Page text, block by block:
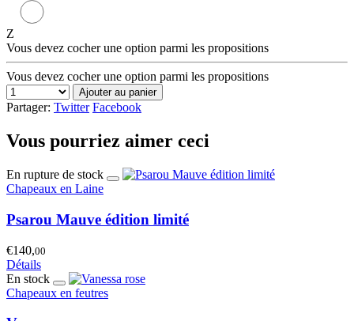
Z
Vous devez cocher une option parmi les propositions
Vous devez cocher une option parmi les propositions
Ajouter au panier
Partager: Twitter Facebook
Vous pourriez aimer ceci
En rupture de stock
Chapeaux en Laine
Psarou Mauve édition limité
€140,00
Détails
En stock
Chapeaux en feutres